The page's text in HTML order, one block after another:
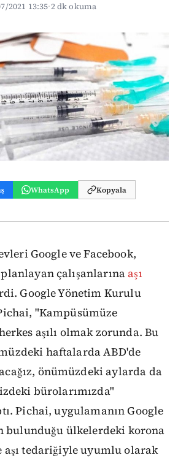
2021 13:35·2 dk okuma
WhatsApp Kopyala
Google ve Facebook,
çalışanlarına aşı
Google Yönetim Kurulu
"Kampüsümüze
aşılı olmak zorunda. Bu
haftalarda ABD'de
önümüzdeki aylarda da
bürolarımızda"
Pichai, uygulamanın Google
ülkelerdeki korona
aşı tedariğiyle uyumlu olarak